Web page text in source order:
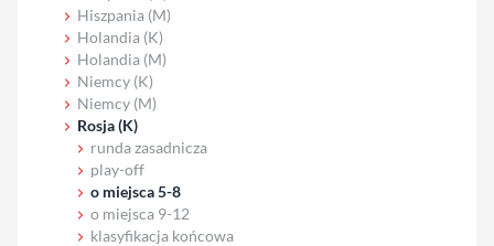
Hiszpania (M)
Holandia (K)
Holandia (M)
Niemcy (K)
Niemcy (M)
Rosja (K)
runda zasadnicza
play-off
o miejsca 5-8
o miejsca 9-12
klasyfikacja końcowa